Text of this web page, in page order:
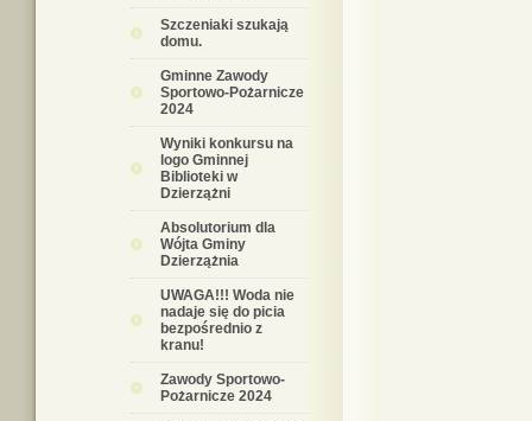
Szczeniaki szukają
domu.
Gminne Zawody
Sportowo-Pożarnicze
2024
Wyniki konkursu na
logo Gminnej
Biblioteki w
Dzierzążni
Absolutorium dla
Wójta Gminy
Dzierzążnia
UWAGA!!! Woda nie
nadaje się do picia
bezpośrednio z
kranu!
Zawody Sportowo-
Pożarnicze 2024